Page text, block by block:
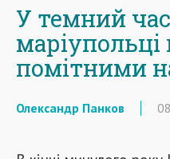
У темний
помітними
Олександр Панков 08